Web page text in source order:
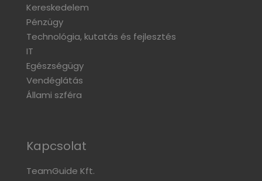
Kereskedelem
Pénzügy
Technológia, kutatás és fejlesztés
IT
Egészségügy
Vendéglátás
Állami szféra
Kapcsolat
TeamGuide Kft.